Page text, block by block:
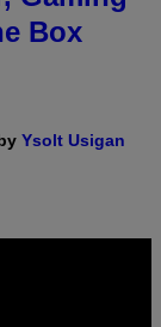
Box
Ysolt Usigan